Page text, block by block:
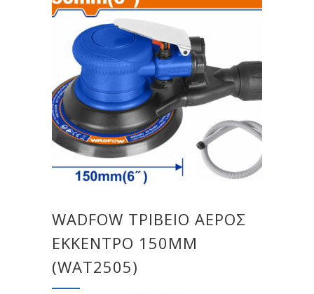
WADFOW ΤΡΙΒΕΙΟ ΑΕΡΟΣ
ΕΚΚΕΝΤΡΟ 150MM
(WAT2505)